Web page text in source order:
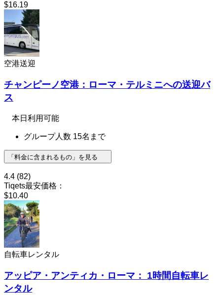
$16.19
空港送迎
チャンピーノ空港：ローマ・テルミニへの送迎バ
ス
本日利用可能
グループ人数 15名まで
「料金に含まれるもの」を見る
4.4 (82)
Tiqets最安価格：
$10.40
自転車レンタル
アッピア・アンティカ・ローマ： 1時間自転車レ
ンタル